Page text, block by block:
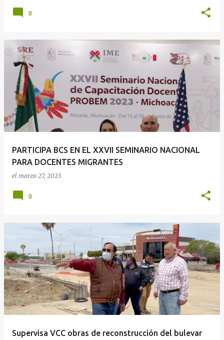
0
PARTICIPA BCS EN EL XXVII SEMINARIO NACIONAL
PARA DOCENTES MIGRANTES
el marzo 27, 2023
0
Supervisa VCC obras de reconstrucción del bulevar